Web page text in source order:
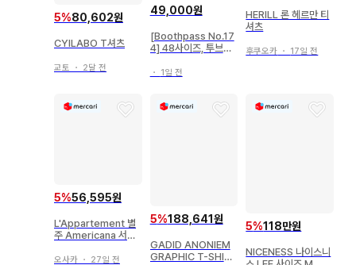
5%80,602원
CYILABO T셔츠
교토 ・ 2달 전
49,000원
[Boothpass No.17
4] 48사이즈, 투브릿
・ 1일 전
HERILL 론 헤르만 티
셔츠
후쿠오카 ・ 17일 전
5%56,595원
L'Appartement 별
주 Americana 서멀
오사카 ・ 27일 전
5%188,641원
GADID ANONIEM
GRAPHIC T-SHIRT
5%118만원
NICENESS 나이스니